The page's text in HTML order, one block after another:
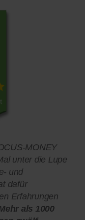
MONEY
unter die Lupe
und
dafür
Erfahrungen
als 1000